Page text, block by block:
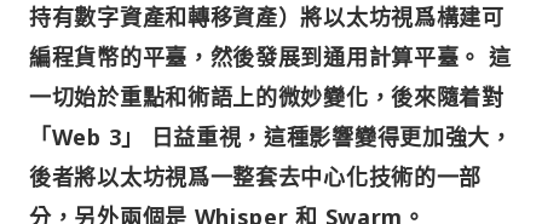
持有數字資產和轉移資產）將以太坊視爲構建可
編程貨幣的平臺，然後發展到通用計算平臺。 這
一切始於重點和術語上的微妙變化，後來隨着對
「Web 3」 日益重視，這種影響變得更加強大，
後者將以太坊視爲一整套去中心化技術的一部
分，另外兩個是 Whisper 和 Swarm。